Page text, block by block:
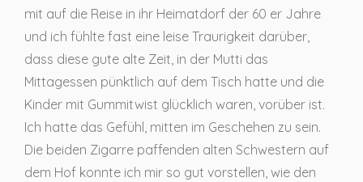
mit auf die Reise in ihr Heimatdorf der 60 er Jahre
und ich fühlte fast eine leise Traurigkeit darüber,
dass diese gute alte Zeit, in der Mutti das
Mittagessen pünktlich auf dem Tisch hatte und die
Kinder mit Gummitwist glücklich waren, vorüber ist.
Ich hatte das Gefühl, mitten im Geschehen zu sein.
Die beiden Zigarre paffenden alten Schwestern auf
dem Hof konnte ich mir so gut vorstellen, wie den